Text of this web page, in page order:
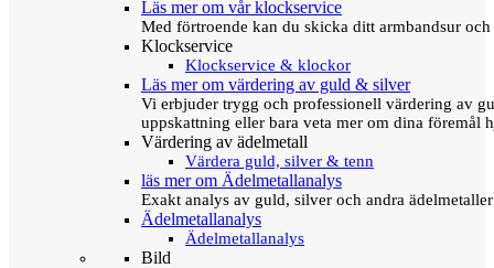
Läs mer om vår klockservice
Med förtroende kan du skicka ditt armbandsur
Klockservice
Klockservice & klockor
Läs mer om värdering av guld & silver
Vi erbjuder trygg och professionell värdering av
uppskattning eller bara veta mer om dina föremål
Värdering av ädelmetall
Värdera guld, silver & tenn
läs mer om Ädelmetallanalys
Exakt analys av guld, silver och andra
Ädelmetallanalys
Ädelmetallanalys
Bild